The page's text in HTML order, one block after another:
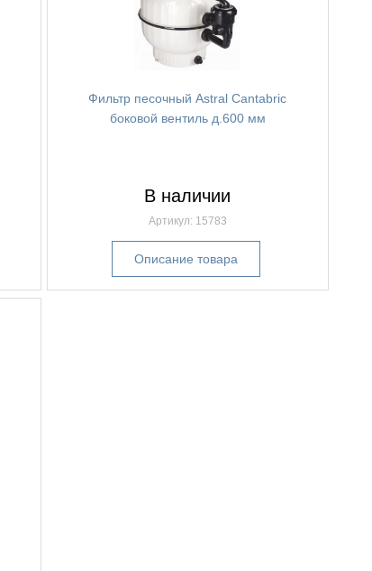
Фильтр песочный Astral Cantabric
боковой вентиль д.600 мм
В наличии
Артикул: 15783
Описание товара